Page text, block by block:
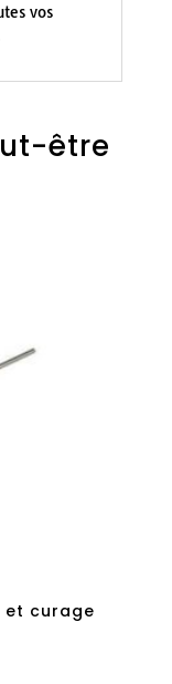
vos
être
et curage